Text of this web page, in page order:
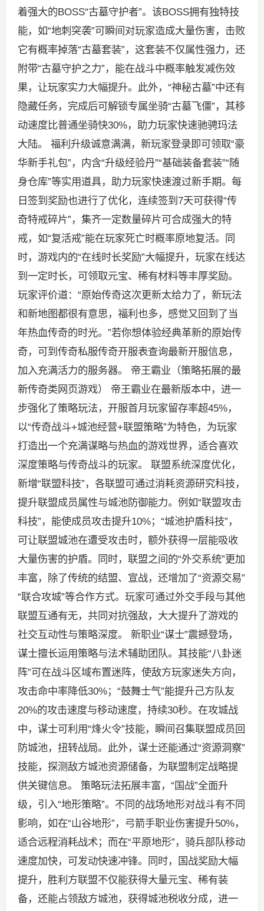
着强大的BOSS“古墓守护者”。该BOSS拥有独特技
能，如“地刺突袭”可瞬间对玩家造成大量伤害，击败
它有概率掉落“古墓套装”，这套装不仅属性强力，还
附带“古墓守护之力”，能在战斗中概率触发减伤效
果，让玩家实力大幅提升。此外，“神秘古墓”中还有
隐藏任务，完成后可解锁专属坐骑“古墓飞僵”，其移
动速度比普通坐骑快30%，助力玩家快速驰骋玛法
大陆。 福利升级诚意满满，新玩家登录即可领取“豪
华新手礼包”，内含“升级经验丹”“基础装备套装”“随
身仓库”等实用道具，助力玩家快速渡过新手期。每
日签到奖励也进行了优化，连续签到7天可获得“传
奇特戒碎片”，集齐一定数量碎片可合成强大的特
戒，如“复活戒”能在玩家死亡时概率原地复活。同
时，游戏内的“在线时长奖励”大幅提升，玩家在线达
到一定时长，可领取元宝、稀有材料等丰厚奖励。
玩家评价道：“原始传奇这次更新太给力了，新玩法
和新地图都很有意思，福利也多，感觉又回到了当
年热血传奇的时光。”若你想体验经典革新的原始传
奇，可到传奇私服传奇开服表查询最新开服信息，
加入充满活力的服务器。 帝王霸业（策略拓展的最
新传奇类网页游戏） 帝王霸业在最新版本中，进一
步强化了策略玩法，开服首月玩家留存率超45%，
以“传奇战斗+城池经营+联盟策略”为特色，为玩家
打造出一个充满谋略与热血的游戏世界，适合喜欢
深度策略与传奇战斗的玩家。 联盟系统深度优化，
新增“联盟科技”，各联盟可通过消耗资源研究科技，
提升联盟成员属性与城池防御能力。例如“联盟攻击
科技”，能使成员攻击提升10%；“城池护盾科技”，
可让联盟城池在遭受攻击时，额外获得一层能吸收
大量伤害的护盾。同时，联盟之间的“外交系统”更加
丰富，除了传统的结盟、宣战，还增加了“资源交易”
“联合攻城”等合作方式。玩家可通过外交手段与其他
联盟互通有无，共同对抗强敌，大大提升了游戏的
社交互动性与策略深度。 新职业“谋士”震撼登场，
谋士擅长运用策略与法术辅助团队。其技能“八卦迷
阵”可在战斗区域布置迷阵，使敌方玩家迷失方向，
攻击命中率降低30%；“鼓舞士气”能提升己方队友
20%的攻击速度与移动速度，持续30秒。在攻城战
中，谋士可利用“烽火令”技能，瞬间召集联盟成员回
防城池，扭转战局。此外，谋士还能通过“资源洞察”
技能，探测敌方城池资源储备，为联盟制定战略提
供关键信息。 策略玩法拓展丰富，“国战”全面升
级，引入“地形策略”。不同的战场地形对战斗有不同
影响，如在“山谷地形”，弓箭手职业伤害提升50%，
适合远程消耗战术；而在“平原地形”，骑兵部队移动
速度加快，可发动快速冲锋。同时，国战奖励大幅
提升，胜利方联盟不仅能获得大量元宝、稀有装
备，还能占领敌方城池，获得城池税收分成，进一